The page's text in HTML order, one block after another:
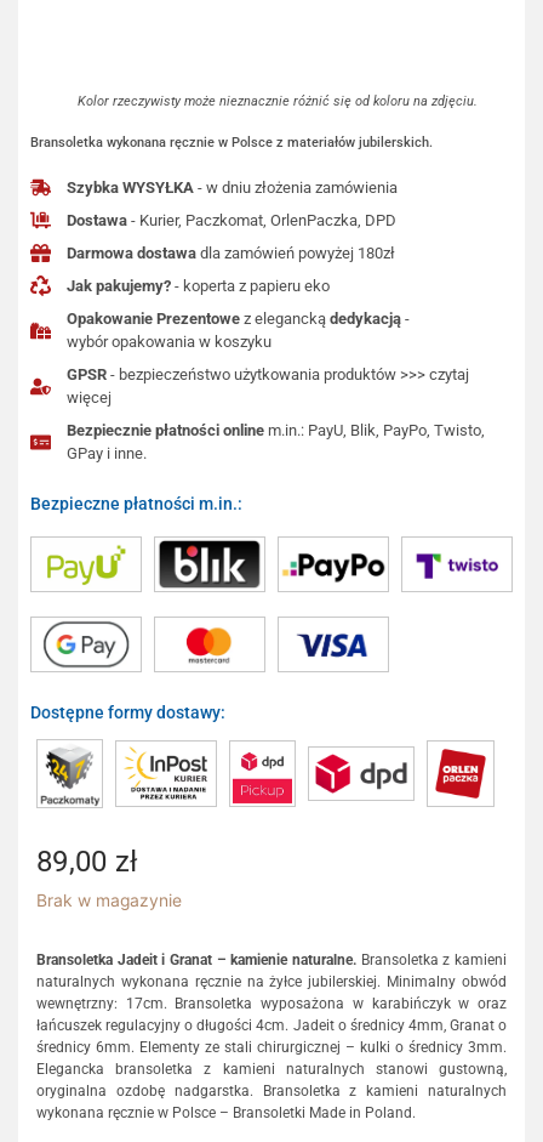
Kolor rzeczywisty może nieznacznie różnić się od koloru na zdjęciu.
Bransoletka wykonana ręcznie w Polsce z materiałów jubilerskich.
Szybka WYSYŁKA - w dniu złożenia zamówienia
Dostawa - Kurier, Paczkomat, OrlenPaczka, DPD
Darmowa dostawa dla zamówień powyżej 180zł
Jak pakujemy? - koperta z papieru eko
Opakowanie Prezentowe z eleganckądedykacją -
wybór opakowania w koszyku
GPSR - bezpieczeństwo użytkowania produktów >>> czytaj
więcej
Bezpiecznie płatności online m.in.: PayU, Blik, PayPo, Twisto,
GPay i inne.
Bezpieczne płatności m.in.:
Dostępne formy dostawy:
89,00 zł
Brak w magazynie
Bransoletka Jadeit i Granat – kamienie naturalne. Bransoletka z kamieni
naturalnych wykonana ręcznie na żyłce jubilerskiej. Minimalny obwód
wewnętrzny: 17cm. Bransoletka wyposażona w karabińczyk w oraz
łańcuszek regulacyjny o długości 4cm. Jadeit o średnicy 4mm, Granat o
średnicy 6mm. Elementy ze stali chirurgicznej – kulki o średnicy 3mm.
Elegancka bransoletka z kamieni naturalnych stanowi gustowną,
oryginalna ozdobę nadgarstka. Bransoletka z kamieni naturalnych
wykonana ręcznie w Polsce – Bransoletki Made in Poland.